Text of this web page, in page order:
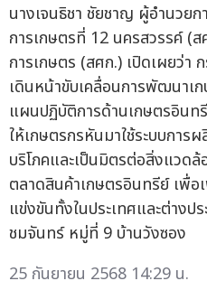
นางเจนธิชา ชัยชาญ ผู้อำนวย
การเกษตรที่ 12 นครสวรรค์ (
การเกษตร (สศก.) เปิดเผยว่า
เดินหน้าขับเคลื่อนการพัฒนาเ
แผนปฏิบัติการด้านเกษตรอิน
ให้เกษตรกรหันมาใช้ระบบกา
บริโภคและเป็นมิตรต่อสิ่งแวด
ตลาดสินค้าเกษตรอินทรีย์ เพื่อ
แข่งขันทั้งในประเทศและต่าง
ชมจันทร์ หมู่ที่ 9 บ้านวังซอง
25 กันยายน 2568 14:29 น.